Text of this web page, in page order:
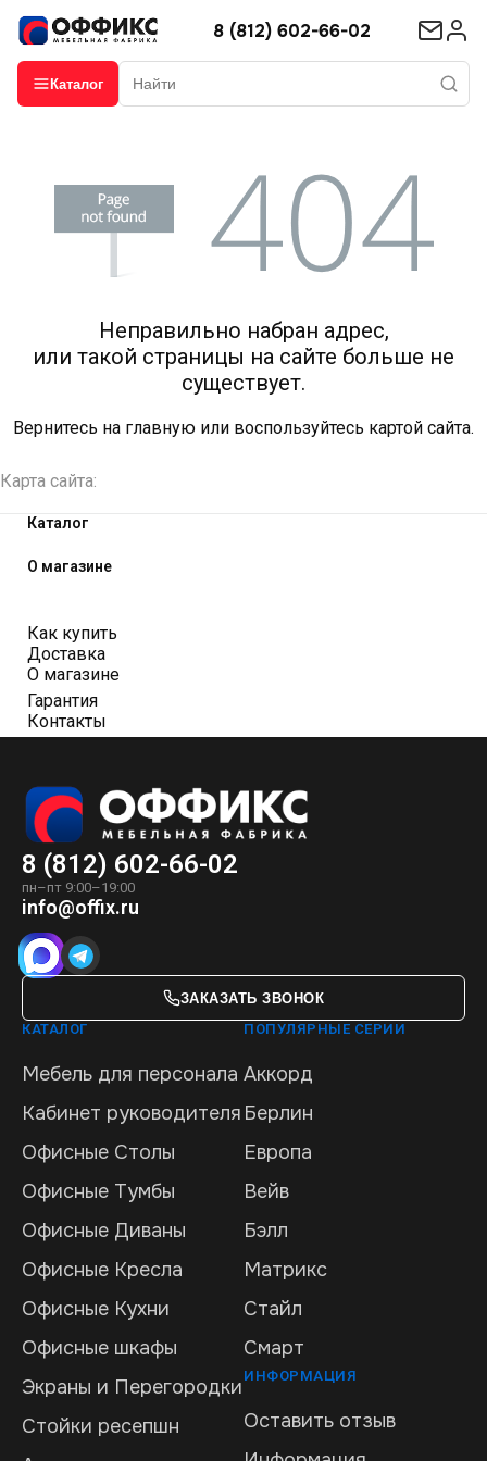
8 (812) 602-66-02
Каталог
Неправильно набран адрес,
или такой страницы на сайте больше не
существует.
Вернитесь на главную или воспользуйтесь картой сайта.
Карта сайта:
Каталог
О магазине
Как купить
Доставка
О магазине
Гарантия
Контакты
8 (812) 602-66-02
пн–пт 9:00–19:00
info@offix.ru
ЗАКАЗАТЬ ЗВОНОК
КАТАЛОГ
Мебель для персонала
Кабинет руководителя
Офисные Столы
Офисные Тумбы
Офисные Диваны
Офисные Кресла
Офисные Кухни
Офисные шкафы
Экраны и Перегородки
Стойки ресепшн
ПОПУЛЯРНЫЕ СЕРИИ
Аккорд
Берлин
Европа
Вейв
Бэлл
Матрикс
Стайл
Смарт
ИНФОРМАЦИЯ
Оставить отзыв